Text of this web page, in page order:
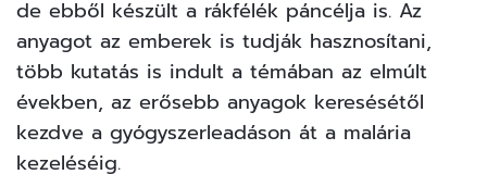
de ebből készült a rákfélék páncélja is. Az
anyagot az emberek is tudják hasznosítani,
több kutatás is indult a témában az elmúlt
években, az erősebb anyagok keresésétől
kezdve a gyógyszerleadáson át a malária
kezeléséig.